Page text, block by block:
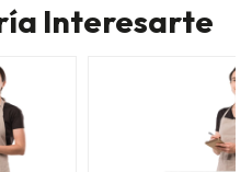
Interesarte